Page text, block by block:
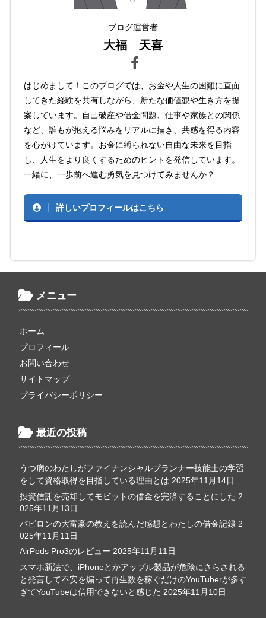
ブログ運営者
大福 天喜
はじめまして！このブログでは、お金や人生の困難に直面
してきた経験を共有しながら、新たな価値観や生き方を提
案しています。自己破産や借金問題、仕事や家族との関係
など、誰もが抱える悩みをリアルに描き、共感を得る内容
を心がけています。お金に縛られない自由な未来を目指
し、人生をより良くするためのヒントを発信しています。
一緒に、一歩前へ進む勇気を見つけてみませんか？
詳しいプロフィールはこちら
メニュー
ホーム
プロフィール
お問い合わせ
サイトマップ
プライバシーポリシー
最近の投稿
うつ病のわたしがファイナンシャルプランナー技能士の学習
をして資格取得を目指している理由とは 2025年11月14日
投資信託を売却してモビットの借金を完済することにした 2
025年11月13日
バビロンの大富豪の教えを読んだ感想とわたしの借金記録 2
025年11月11日
AirPods Pro3のレビュー 2025年11月11日
スマホ新法で、iPhoneとかアップル製品が危険にさらされる
と発言して不安を煽って再生数を稼ぐだけのYouTuberが多す
ぎてYouTubeは信用できないと感じた 2025年11月10日